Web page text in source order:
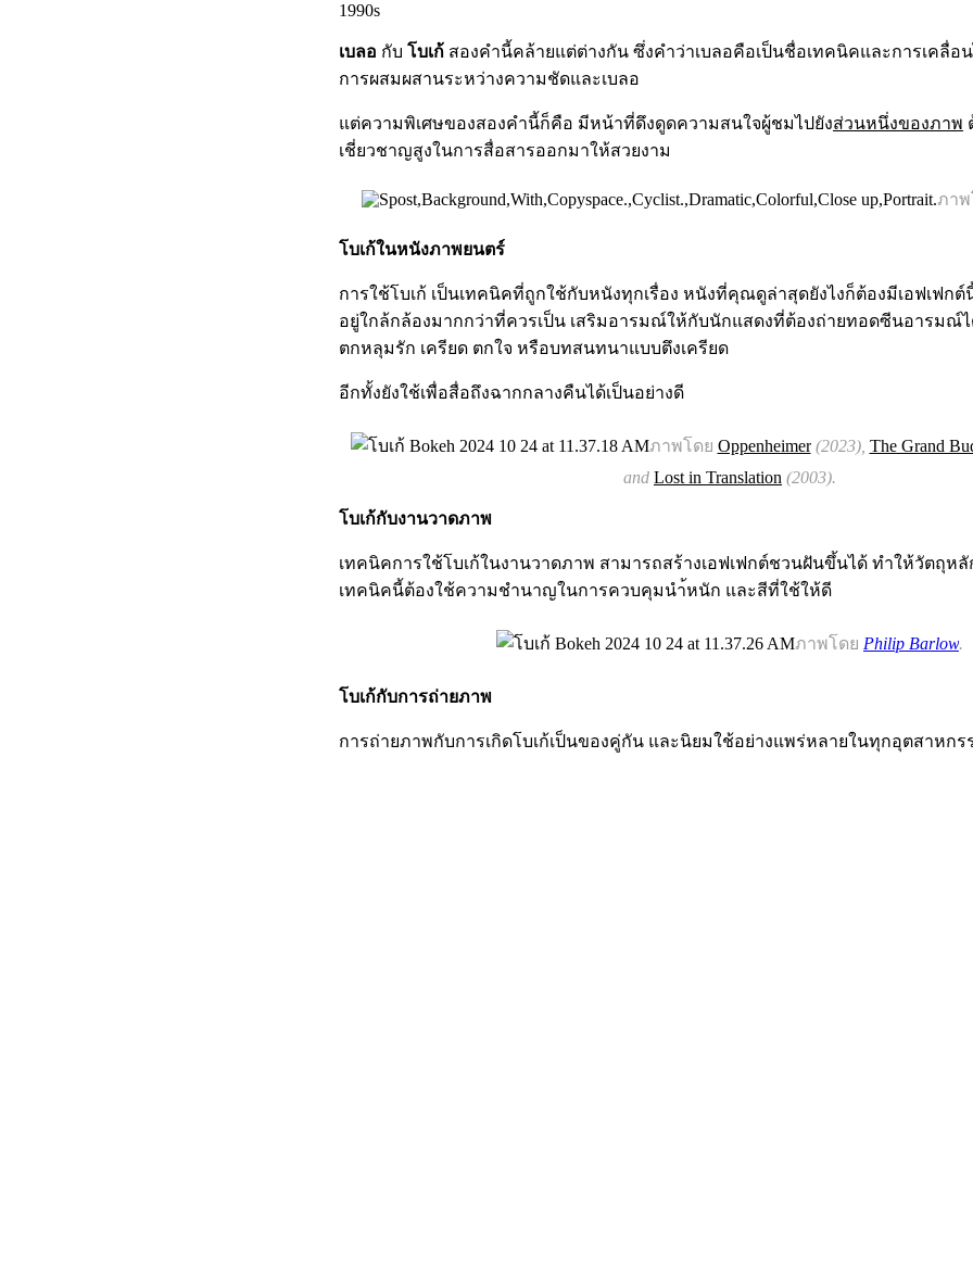
1990s
เบลอ กับ โบเก้ สองคำนี้คล้ายแต่ต่างกัน ซึ่งคำว่าเบลอคือเป็นชื่อเทคนิคและการเคลื่อ
การผสมผสานระหว่างความชัดและเบลอ
แต่ความพิเศษของสองคำนี้ก็คือ มีหน้าที่ดึงดูดความสนใจผู้ชมไปยังส่วนหนึ่งของภาพ
เชี่ยวชาญสูงในการสื่อสารออกมาให้สวยงาม
ภา
โบเก้ในหนังภาพยนตร์
การใช้โบเก้ เป็นเทคนิคที่ถูกใช้กับหนังทุกเรื่อง หนังที่คุณดูล่าสุดยังไงก็ต้องมีเอฟเฟกต์
อยู่ใกล้กล้องมากกว่าที่ควรเป็น เสริมอารมณ์ให้กับนักแสดงที่ต้องถ่ายทอดซีนอารมณ์ไ
ตกหลุมรัก เครียด ตกใจ หรือบทสนทนาแบบตึงเครียด
อีกทั้งยังใช้เพื่อสื่อถึงฉากกลางคืนได้เป็นอย่างดี
ภาพโดย Oppenheimer (2023), The Grand
and Lost in Translation (2003).
โบเก้กับงานวาดภาพ
เทคนิคการใช้โบเก้ในงานวาดภาพ สามารถสร้างเอฟเฟกต์ชวนฝันขึ้นได้ ทำให้วัตถุห
เทคนิคนี้ต้องใช้ความชำนาญในการควบคุมนำ้หนัก และสีที่ใช้ให้ดี
ภาพโดย Philip Barlow.
โบเก้กับการถ่ายภาพ
การถ่ายภาพกับการเกิดโบเก้เป็นของคู่กัน และนิยมใช้อย่างแพร่หลายในทุกอุตสาหกร